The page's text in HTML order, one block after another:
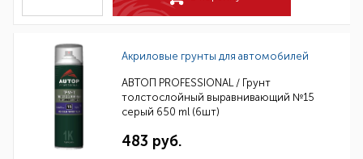
Акриловые грунты для автомобилей
АВТОП PROFESSIONAL / Грунт
толстослойный выравнивающий №15
серый 650 ml (6шт)
483 руб.